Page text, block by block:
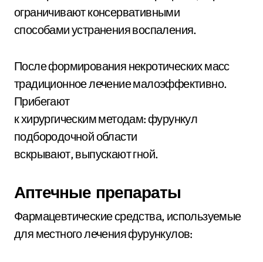
ограничивают консервативными
способами устранения воспаления.
После формирования некротических масс
традиционное лечение малоэффективно.
Прибегают
к хирургическим методам: фурункул
подбородочной области
вскрывают, выпускают гной.
Аптечные препараты
Фармацевтические средства, используемые
для местного лечения фурункулов: